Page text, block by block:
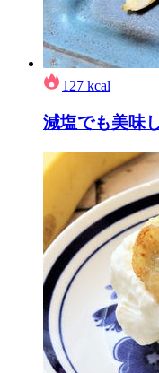
127 kcal
減塩でも美味